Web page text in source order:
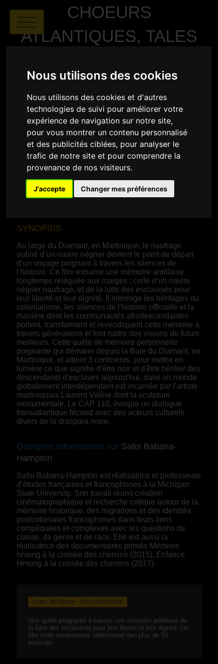
Nous utilisons des cookies
Nous utilisons des cookies et d'autres
technologies de suivi pour améliorer votre
expérience de navigation sur notre site,
pour vous montrer un contenu personnalisé
et des publicités ciblées, pour analyser le
trafic de notre site et pour comprendre la
provenance de nos visiteurs.
J'accepte Changer mes préférences
CHOEURS
ATLANTIQUES, TALES
BEYOND
Safoi Babana-Hampton | 01:59
SYNOPSIS
Au large du Diamant, en Martinique, le naufrage
oublié d’un navire négrier devient le point de départ
d’un voyage poignant à travers les silences de
l’histoire. Ce film exhume une mémoire antillaise
longtemps reléguée aux marges : celle d’un navire
négrier naufragé, et de la lutte des esclavisés pour
leur liberté et leur dignité. Il interroge les héritages du
colonialisme, les silences de l’histoire officielle et la
manière dont les communautés afrodescendantes
portent, transforment et revendiquent cette mémoire à
travers générations et font naitre des visions de futurs
meilleurs. Cette quête de mémoire personnelle
poignante qui démarre depuis la Baie du Diamant, en
Martinique, et atteint 3 continents, pour mettre en
lumière ce que signifie d'être noir et d'être héritier des
descendants d'esclaves aujourd'hui, dans un monde
globalement interdépendant est incarnée par l’artiste
martiniquais Laurent Valère dont la sculpture
monumentale, Le CAP 110, évoque un dialogue
transatlantique fécond avec des acteurs culturels
divers de la diaspora noire.
Quelques informations sur Safoi Babana-
Hampton
Safoi Babana-Hampton est réalisatrice et professeure
d’études françaises et francophones à la Michigan
State University. Son travail réunit création
cinématographique et recherche critique autour de la
mémoire historique, des migrations et des identités
postcoloniales francophones dans leurs liens
compliquées et complexes avec les questions de
classe, de genre et de race. Elle est aussi la
réalisatrice des documentaires primés Mémoire
hmong à la croisée des chemins (2015), Enfance
Hmong à la croisée des chemins (2017).
LONG MÉTRAGE - DOCUMENTAIRE
Une quête poignante à travers une mémoire antillaise de
la lutte des esclavisés pour leur liberté et leur dignité. Un
film multi récompensé sélectionné dan plus de 50
festivals.